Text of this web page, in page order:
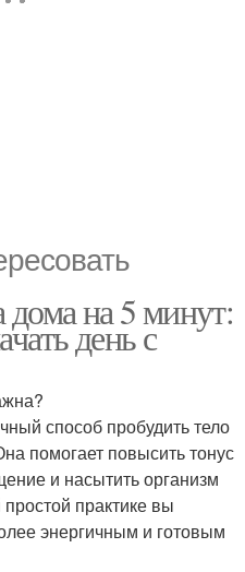
дома на 5 минут:
день с
способ пробудить тело
помогает повысить тонус
и насытить организм
практике вы
энергичным и готовым